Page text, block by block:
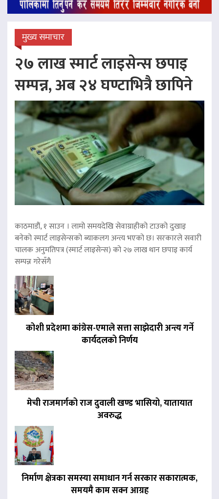
मुख्य समाचार
२७ लाख स्मार्ट लाइसेन्स छपाइ
सम्पन्न, अब २४ घण्टाभित्रै छापिने
काठमाडौं, १ साउन । लामो समयदेखि सेवाग्राहीको टाउको दुखाइ
बनेको स्मार्ट लाइसेन्सको ब्याकलग अन्त्य भएको छ। सरकारले सवारी
चालक अनुमतिपत्र (स्मार्ट लाइसेन्स) को २७ लाख थान छपाइ कार्य
सम्पन्न गरेसँगै
कोशी प्रदेशमा कांग्रेस-एमाले सत्ता साझेदारी अन्त्य गर्ने
कार्यदलको निर्णय
मेची राजमार्गको राज दुवाली खण्ड भासियो, यातायात
अवरुद्ध
निर्माण क्षेत्रका समस्या समाधान गर्न सरकार सकारात्मक,
समयमै काम सक्न आग्रह